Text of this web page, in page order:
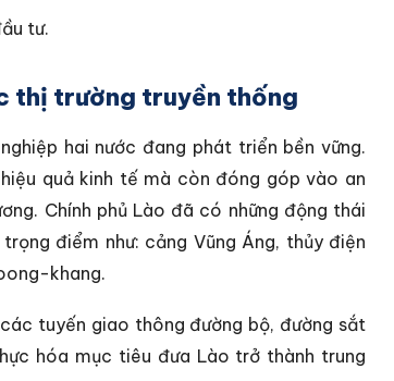
tư.
thị trường truyền thống
hai nước đang phát triển bền vững.
quả kinh tế mà còn đóng góp vào an
Chính phủ Lào đã có những động thái
điểm như: cảng Vũng Áng, thủy điện
khang.
tuyến giao thông đường bộ, đường sắt
hóa mục tiêu đưa Lào trở thành trung